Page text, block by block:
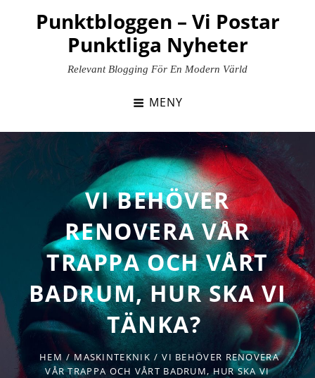
Punktbloggen – Vi Postar
Punktliga Nyheter
Relevant Blogging För En Modern Värld
MENY
VI BEHÖVER
RENOVERA VÅR
TRAPPA OCH VÅRT
BADRUM, HUR SKA VI
TÄNKA?
HEM / MASKINTEKNIK / VI BEHÖVER RENOVERA
VÅR TRAPPA OCH VÅRT BADRUM, HUR SKA VI